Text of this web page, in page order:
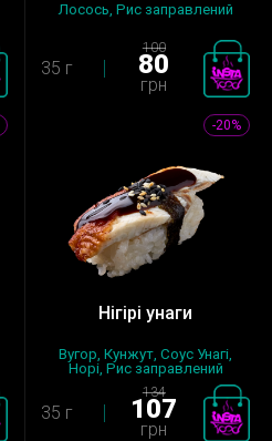
Лосось, Рис заправлений
35 г
100
80
грн
-20%
Нігірі унаги
Вугор, Кунжут, Соус Унагі,
Норі, Рис заправлений
35 г
134
107
грн